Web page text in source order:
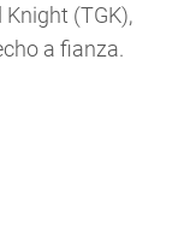
(TGK),
a fianza.